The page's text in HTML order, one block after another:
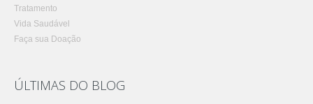
Tratamento
Vida Saudável
Faça sua Doação
ÚLTIMAS DO BLOG